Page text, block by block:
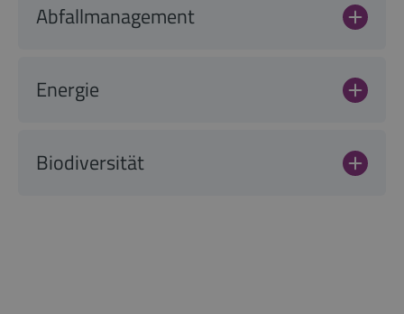
Abfallmanagement
Energie
Biodiversität